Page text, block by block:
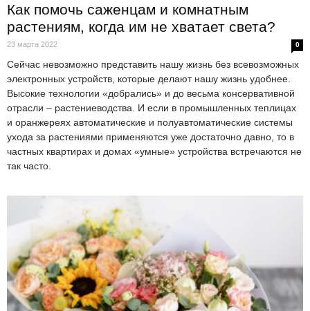
Как помочь саженцам и комнатным
растениям, когда им не хватает света?
23 марта 2022 0
Сейчас невозможно представить нашу жизнь без всевозможных
электронных устройств, которые делают нашу жизнь удобнее.
Высокие технологии «добрались» и до весьма консервативной
отрасли – растениеводства. И если в промышленных теплицах
и оранжереях автоматические и полуавтоматические системы
ухода за растениями применяются уже достаточно давно, то в
частных квартирах и домах «умные» устройства встречаются не
так часто.